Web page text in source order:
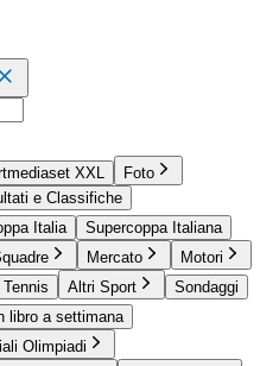
XXL
Foto
e Classifiche
Italia
Supercoppa Italiana
Mercato
Motori
Tennis Altri Sport
Sondaggi
libro a settimana
Olimpiadi